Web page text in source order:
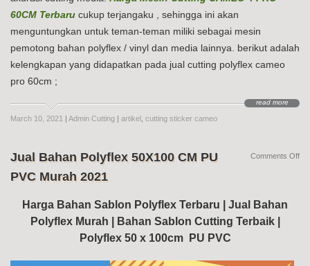
60CM Terbaru cukup terjangaku , sehingga ini akan
menguntungkan untuk teman-teman miliki sebagai mesin
pemotong bahan polyflex / vinyl dan media lainnya. berikut adalah
kelengkapan yang didapatkan pada jual cutting polyflex cameo
pro 60cm ;
read more
March 10, 2021 | Admin Cutting | artikel cutting sticker cameo
Jual Bahan Polyflex 50X100 CM PU
PVC Murah 2021
Harga Bahan Sablon Polyflex Terbaru | Jual Bahan
Polyflex Murah | Bahan Sablon Cutting Terbaik |
Polyflex 50 x 100cm PU PVC
Comments Offon